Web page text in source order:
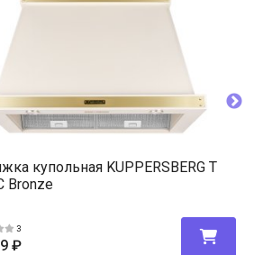
купольная KUPPERSBERG T
Bronze
3
₽